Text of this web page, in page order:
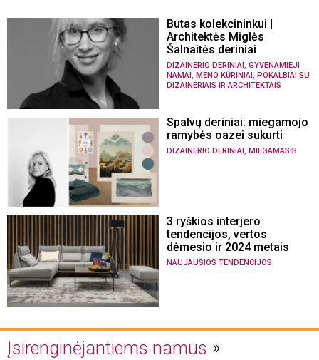
Butas kolekcininkui |
Architektės Miglės
Šalnaitės deriniai
DIZAINERIO DERINIAI GYVENAMIEJI
NAMAI MENO KŪRINIAI POKALBIAI SU
DIZAINERIAIS IR ARCHITEKTAIS
Spalvų deriniai: miegamojo
ramybės oazei sukurti
DIZAINERIO DERINIAI , MIEGAMASIS
3 ryškios interjero
tendencijos, vertos
dėmesio ir 2024 metais
NAUJAUSIOS TENDENCIJOS
Įsirenginėjantiems namus